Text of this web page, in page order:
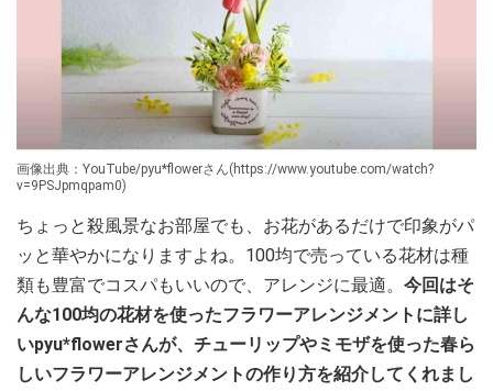
画像出典：YouTube/pyu*flowerさん(https://www.youtube.com/watch?
v=9PSJpmqpam0)
ちょっと殺風景なお部屋でも、お花があるだけで印象がパ
ッと華やかになりますよね。100均で売っている花材は種
類も豊富でコスパもいいので、アレンジに最適。 今回はそ
んな100均の花材を使ったフラワーアレンジメントに詳し
いpyu*flowerさんが、チューリップやミモザを使った春ら
しいフラワーアレンジメントの作り方を紹介してくれまし